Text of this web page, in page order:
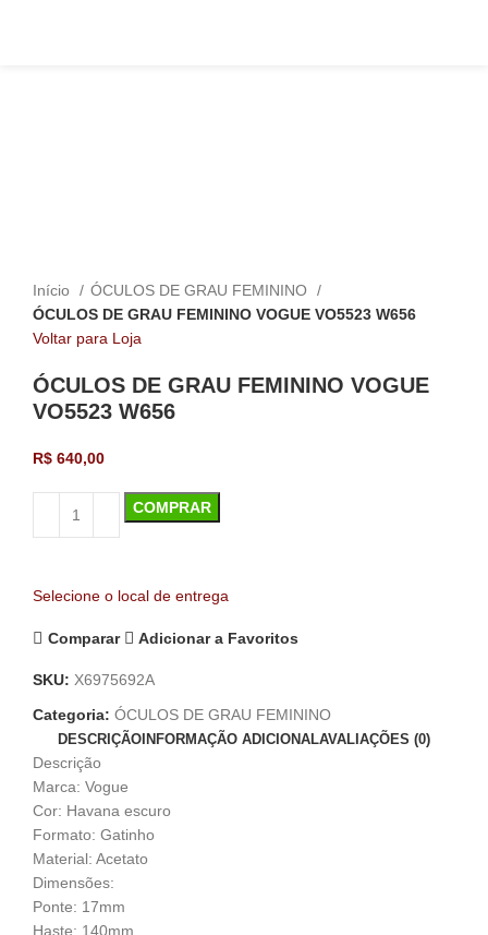
Início
ÓCULOS DE GRAU FEMININO
ÓCULOS DE GRAU FEMININO VOGUE VO5523 W656
Voltar para Loja
ÓCULOS DE GRAU FEMININO VOGUE
VO5523 W656
R$ 640,00
COMPRAR
Selecione o local de entrega
Comparar Adicionar a Favoritos
SKU: X6975692A
Categoria: ÓCULOS DE GRAU FEMININO
DESCRIÇÃO INFORMAÇÃO ADICIONALAVALIAÇÕES (0)
Descrição
Marca: Vogue
Cor: Havana escuro
Formato: Gatinho
Material: Acetato
Dimensões:
Ponte: 17mm
Haste: 140mm